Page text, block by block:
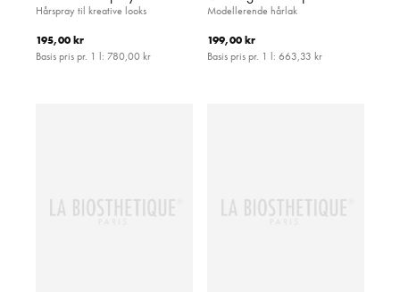
Hårspray til kreative looks
195,00 kr
Basis pris pr. 1 l: 780,00 kr
Modellerende hårlak
199,00 kr
Basis pris pr. 1 l: 663,33 kr